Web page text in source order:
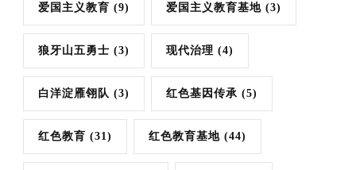
爱国主义教育 (9) 爱国主义教育基地 (3)
狼牙山五勇士 (3) 现代治理 (4)
白洋淀雁翎队 (3) 红色基因传承 (5)
红色教育 (31) 红色教育基地 (44)